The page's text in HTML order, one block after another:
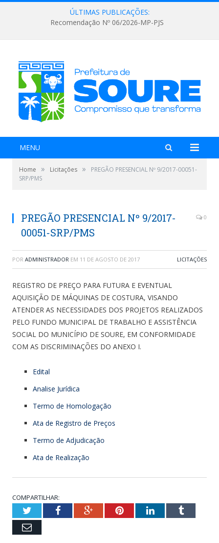
ÚLTIMAS PUBLICAÇÕES:
Recomendação Nº 06/2026-MP-PJS
MENU
Home » Licitações »
PREGÃO PRESENCIAL Nº 9/2017-00051-
SRP/PMS
PREGÃO PRESENCIAL Nº 9/2017-
00051-SRP/PMS
0
POR ADMINISTRADOR EM 11 DE AGOSTO DE 2017 LICITAÇÕES
REGISTRO DE PREÇO PARA FUTURA E EVENTUAL
AQUISIÇÃO DE MÁQUINAS DE COSTURA, VISANDO
ATENDER AS NECESSIDADES DOS PROJETOS REALIZADOS
PELO FUNDO MUNICIPAL DE TRABALHO E ASSISTÊNCIA
SOCIAL DO MUNICÍPIO DE SOURE, EM CONFORMIDADE
COM AS DISCRIMINAÇÕES DO ANEXO I.
Edital
Analise Jurídica
Termo de Homologação
Ata de Registro de Preços
Termo de Adjudicação
Ata de Realização
COMPARTILHAR:
TwitterFacebookGoogle+PinterestLinkedInTumblr
Email